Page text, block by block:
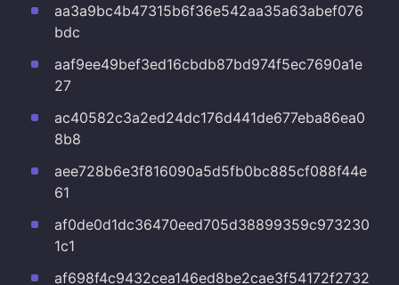
aa3a9bc4b47315b6f36e542aa35a63abef076
bdc
aaf9ee49bef3ed16cbdb87bd974f5ec7690a1e
27
ac40582c3a2ed24dc176d441de677eba86ea0
8b8
aee728b6e3f816090a5d5fb0bc885cf088f44e
61
af0de0d1dc36470eed705d38899359c973230
1c1
af698f4c9432cea146ed8be2cae3f54172f2732